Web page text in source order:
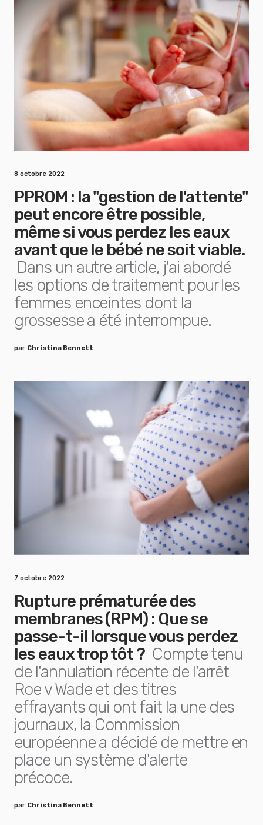
8 octobre 2022
PPROM : la "gestion de l'attente"
peut encore être possible,
même si vous perdez les eaux
avant que le bébé ne soit viable.
Dans un autre article, j'ai abordé
les options de traitement pour les
femmes enceintes dont la
grossesse a été interrompue.
par Christina Bennett
7 octobre 2022
Rupture prématurée des
membranes (RPM) : Que se
passe-t-il lorsque vous perdez
les eaux trop tôt ? Compte tenu
de l'annulation récente de l'arrêt
Roe v Wade et des titres
effrayants qui ont fait la une des
journaux, la Commission
européenne a décidé de mettre en
place un système d'alerte
précoce.
par Christina Bennett